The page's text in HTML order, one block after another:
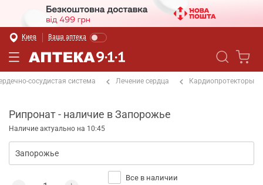
Киев Ваша аптека
сосудистая система Лечение сердца Кардиопротекторы
Рипронат - наличие в Запорожье
Наличие актуально на 10:45
Все в наличии